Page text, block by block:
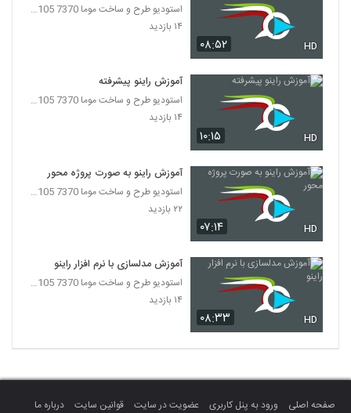
۰۸:۵۲ HD
استودیو طرح و ساخت موما 7370 7105-021
۱۴ بازدید
۱۰:۱۵ HD
آموزش راینو پیشرفته
استودیو طرح و ساخت موما 7370 7105-021
۱۴ بازدید
۰۷:۱۴ HD
آموزش راینو به صورت پروژه محور
استودیو طرح و ساخت موما 7370 7105-021
۲۲ بازدید
۰۸:۳۳ HD
آموزش مدلسازی با نرم افزار راینو
استودیو طرح و ساخت موما 7370 7105-021
۱۴ بازدید
صفحه اصلی ورود به پنل کاربری عضویت در سایت قوانین سایت درباره ما